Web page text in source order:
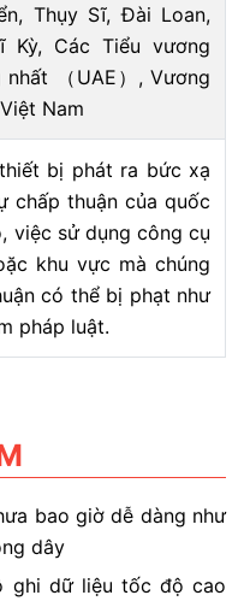
Thụy Sĩ, Đài Loan,
Kỳ, Các Tiểu vương
（UAE）, Vương
Nam
bị phát ra bức xạ
chấp thuận của quốc
việc sử dụng công cụ
khu vực mà chúng
có thể bị phạt như
pháp luật.
bao giờ dễ dàng như
dây
ghi dữ liệu tốc độ cao